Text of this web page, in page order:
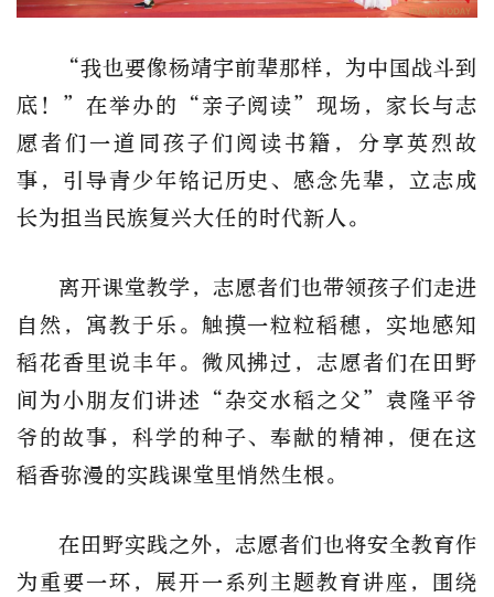
“我也要像杨靖宇前辈那样，为中国战斗到
底！”在举办的“亲子阅读”现场，家长与志
愿者们一道同孩子们阅读书籍，分享英烈故
事，引导青少年铭记历史、感念先辈，立志成
长为担当民族复兴大任的时代新人。
离开课堂教学，志愿者们也带领孩子们走进
自然，寓教于乐。触摸一粒粒稻穗，实地感知
稻花香里说丰年。微风拂过，志愿者们在田野
间为小朋友们讲述“杂交水稻之父”袁隆平爷
爷的故事，科学的种子、奉献的精神，便在这
稻香弥漫的实践课堂里悄然生根。
在田野实践之外，志愿者们也将安全教育作
为重要一环，展开一系列主题教育讲座，围绕